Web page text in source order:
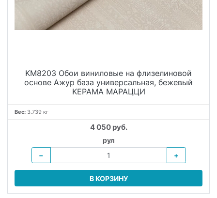
KM8203 Обои виниловые на флизелиновой
основе Ажур база универсальная, бежевый
KЕРАМА МАРАЦЦИ
Вес: 3.739 кг
4 050 руб.
рул
−
+
В КОРЗИНУ